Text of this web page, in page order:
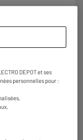
DEPOT et ses
personnelles pour :